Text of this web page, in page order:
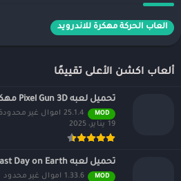
العاب الحركة مهكرة للاندرويد
ألعاب اكشن الأعلى تقييمًا
تحميل لعبه Pixel Gun 3D مهكره للاندرويد
MOD
25.1.4 اموال غير محدودة
19 يناير، 2025
تحميل لعبه Last Day on Earth مهكره للاندرويد
MOD
1.33.6 اموال غير محدود